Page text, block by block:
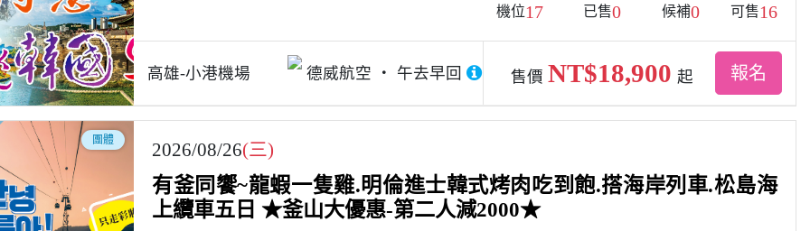
機位17 已售0 候補0 可售16
高雄-小港機場 德威航空 午去早回 售價 NT$18,900 起 報名
團體 2026/08/26(三)
有釜同饗~龍蝦一隻雞.明倫進士韓式烤肉吃到飽.搭海岸列車.松島海
上纜車五日 ★釜山大優惠-第二人減2000★